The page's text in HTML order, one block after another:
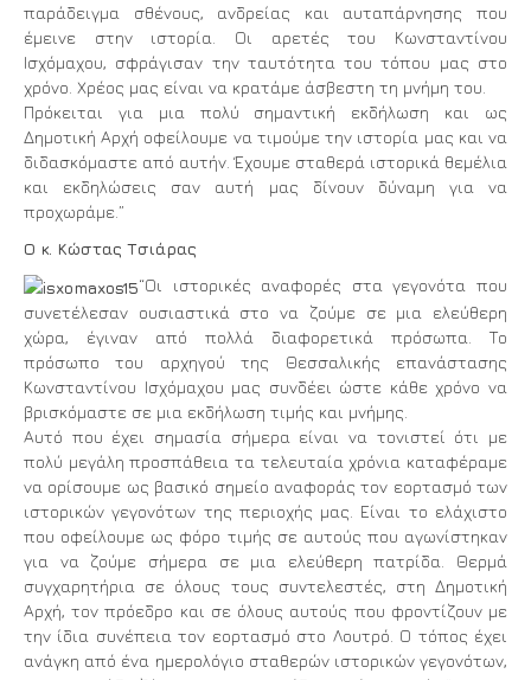
παράδειγμα σθένους, ανδρείας και αυταπάρνησης που
έμεινε στην ιστορία. Οι αρετές του Κωνσταντίνου
Ισχόμαχου, σφράγισαν την ταυτότητα του τόπου μας στο
χρόνο. Χρέος μας είναι να κρατάμε άσβεστη τη μνήμη του.
Πρόκειται για μια πολύ σημαντική εκδήλωση και ως
Δημοτική Αρχή οφείλουμε να τιμούμε την ιστορία μας και να
διδασκόμαστε από αυτήν. Έχουμε σταθερά ιστορικά θεμέλια
και εκδηλώσεις σαν αυτή μας δίνουν δύναμη για να
προχωράμε.”
Ο κ. Κώστας Τσιάρας
“Οι ιστορικές αναφορές στα γεγονότα που
συνετέλεσαν ουσιαστικά στο να ζούμε σε μια ελεύθερη
χώρα, έγιναν από πολλά διαφορετικά πρόσωπα. Το
πρόσωπο του αρχηγού της Θεσσαλικής επανάστασης
Κωνσταντίνου Ισχόμαχου μας συνδέει ώστε κάθε χρόνο να
βρισκόμαστε σε μια εκδήλωση τιμής και μνήμης.
Αυτό που έχει σημασία σήμερα είναι να τονιστεί ότι με
πολύ μεγάλη προσπάθεια τα τελευταία χρόνια καταφέραμε
να ορίσουμε ως βασικό σημείο αναφοράς τον εορτασμό των
ιστορικών γεγονότων της περιοχής μας. Είναι το ελάχιστο
που οφείλουμε ως φόρο τιμής σε αυτούς που αγωνίστηκαν
για να ζούμε σήμερα σε μια ελεύθερη πατρίδα. Θερμά
συγχαρητήρια σε όλους τους συντελεστές, στη Δημοτική
Αρχή, τον πρόεδρο και σε όλους αυτούς που φροντίζουν με
την ίδια συνέπεια τον εορτασμό στο Λουτρό. Ο τόπος έχει
ανάγκη από ένα ημερολόγιο σταθερών ιστορικών γεγονότων,